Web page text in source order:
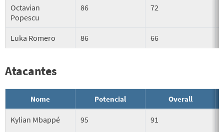
Octavian
Popescu
86 72
Luka Romero 86 66
Atacantes
Nome Potencial Overall
Kylian Mbappé 95 91